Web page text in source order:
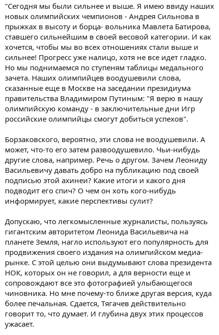
"Сегодня мы были сильнее и выше. Я имею ввиду наших
новых олимпийских чемпионов - Андрея Сильнова в
прыжках в высоту и борца- вольника Мавлета Батирова,
ставшего сильнейшим в своей весовой категории. И как
хочется, чтобы мы во всех отношениях стали выше и
сильнее! Прогресс уже налицо, хотя не все идет гладко.
Но мы поднимаемся по ступеням таблицы медального
зачета. Наших олимпийцев воодушевили слова,
сказанные еще в Москве на заседании президиума
правительства Владимиром Путиным: "Я верю в нашу
олимпийскую команду - в заключительные дни Игр
российские олимпийцы смогут добиться успехов".
Борзаковского, вероятно, эти слова не воодушевили. А
может, что-то его затем развоодушевило. Чьи-нибудь
другие слова, например. Речь о другом. Зачем Леониду
Васильевичу давать добро на публикацию под своей
подписью этой ахинеи? Какие итоги и какого дня
подводит его спич? О чем он хоть кого-нибудь
информирует, какие перспективы сулит?
Допускаю, что легкомысленные журналисты, пользуясь
гигантским авторитетом Леонида Васильевича на
планете Земля, нагло используют его популярность для
продвижения своего издания на олимпийском медиа-
рынке. С этой целью они выдумывают слова президента
НОК, которых он не говорил, а для верности еще и
сопровождают все это фотографией улыбающегося
чиновника. Но мне почему-то ближе другая версия, куда
более печальная. Сдается, Тягачев действительно
говорит то, что думает. И глубина двух этих процессов
ужасает.